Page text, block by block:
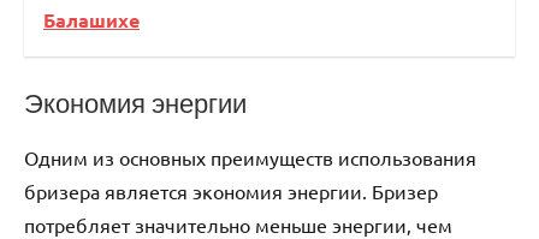
Балашихе
Экономия энергии
Одним из основных преимуществ использования
бризера является экономия энергии. Бризер
потребляет значительно меньше энергии‚ чем